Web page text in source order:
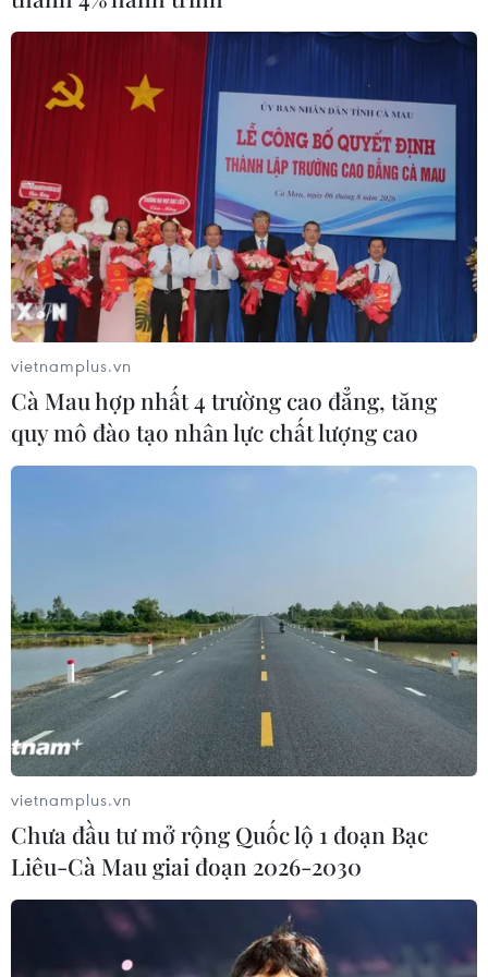
Nghị định 189 vừa có hiệu lực, phim
Nhà nước đặt hàng lập tức "gây sốt"
phòng vé
24/07/2026 11:44
The Odyssey “độc chiếm” IMAX, fan
ngậm ngùi vì Spider-Man 4 không có
suất
24/07/2026 04:09
TP Hồ Chí Minh: Khai mạc Tuần
phim kỷ niệm 79 năm Ngày Thương
Nguyên mẫu thuyền chiến gây chú ý
trong "bom tấn" The Odyssey
22/07/2026 09:21
"Nghỉ hè sợ nghỉ hưu": Phim gia đình
xúc động gắn kết ông cháu cựu
chiến binh
22/07/2026 03:57
Chiếu miễn phí loạt phim tài liệu dịp
79 năm Ngày Thương binh-Liệt sỹ
vietnamplus.vn
Cà Mau hợp nhất 4 trường cao đẳng, tăng
quy mô đào tạo nhân lực chất lượng cao
vietnamplus.vn
Chưa đầu tư mở rộng Quốc lộ 1 đoạn Bạc
Liêu-Cà Mau giai đoạn 2026-2030